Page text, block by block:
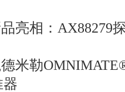
亮相：AX88279
米勒
器